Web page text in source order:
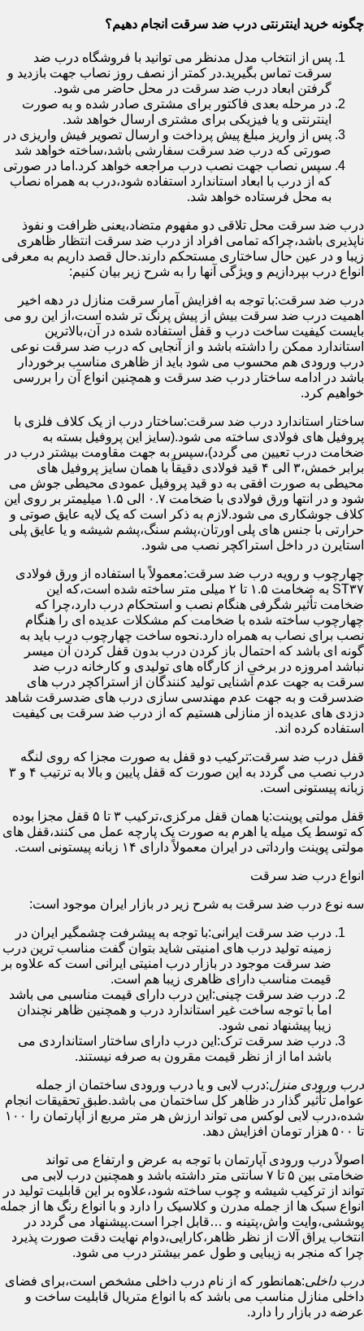
چگونه خرید اینترنتی درب ضد سرقت انجام دهیم؟
پس از انتخاب مدل مدنظر می توانید با فروشگاه درب ضد
سرقت تماس بگیرید.در کمتر از نصف روز نصاب جهت بازدید و
گرفتن ابعاد درب ضد سرقت در محل حاضر می شود.
در مرحله بعدی فاکتور برای مشتری صادر شده و به صورت
اینترنتی و یا فیزیکی برای مشتری ارسال خواهد شد.
پس از واریز مبلغ پیش پرداخت و ارسال تصویر فیش واریزی در
صورتی که درب ضد سرقت سفارشی باشد،ساخته خواهد شد
سپس نصاب جهت نصب درب مراجعه خواهد کرد.اما در صورتی
که از درب با ابعاد استاندارد استفاده شود،درب به همراه نصاب
به محل فرستاده خواهد شد.
درب ضد سرقت محل تلاقی دو مفهوم متضاد،یعنی ظرافت و نفوذ
ناپذیری باشد،چراکه تمامی افراد از درب ضد سرقت انتظار ظاهری
زیبا و در عین حال ساختاری مستحکم دارند.حال قصد داریم به معرفی
انواع درب بپردازیم و ویژگی آنها را به شرح زیر بیان کنیم:
درب ضد سرقت:با توجه به افزایش آمار سرقت منازل در دهه اخیر
اهمیت درب ضد سرقت بیش از پیش پرنگ تر شده است،از این رو می
بایست کیفیت ساخت درب و قفل استفاده شده در آن،بالاترین
استاندارد ممکن را داشته باشد و از آنجایی که درب ضد سرقت نوعی
درب ورودی هم محسوب می شود باید از ظاهری مناسب برخوردار
باشد در ادامه ساختار درب ضد سرقت و همچنین انواع آن را بررسی
خواهیم کرد.
ساختار استاندارد درب ضد سرقت:ساختار درب از یک کلاف فلزی با
پروفیل های فولادی ساخته می شود.(سایز این پروفیل بسته به
ضخامت درب تعیین می گردد)،سپس به جهت مقاومت بیشتر درب در
برابر خمش،۳ الی ۴ قید فولادی دقیقاً با همان سایز پروفیل های
محیطی به صورت افقی به دو قید پروفیل عمودی محیطی جوش می
شود و در انتها ورق فولادی با ضخامت ۰.۷ الی ۱.۵ میلیمتر بر روی این
کلاف جوشکاری می شود.لازم به ذکر است که یک لایه عایق صوتی و
حرارتی با جنس های پلی اورتان،پشم سنگ،پشم شیشه و یا عایق پلی
استایرن در داخل استراکچر نصب می شود.
چهارچوب و رویه درب ضد سرقت:معمولاً با استفاده از ورق فولادی
ST۳۷ به ضخامت ۱.۵ تا ۲ میلی متر ساخته شده است،که این
ضخامت تأثیر شگرفی هنگام نصب و استحکام درب دارد،چرا که
چهارچوب ساخته شده با ضخامت کم مشکلات عدیده ای را هنگام
نصب برای نصاب به همراه دارد.نحوه ساخت چهارچوب درب باید به
گونه ای باشد که احتمال باز کردن درب بدون قفل کردن آن میسر
نباشد امروزه در برخی از کارگاه های تولیدی و کارخانه درب ضد
سرقت به جهت عدم آشنایی تولید کنندگان از استراکچر درب های
ضدسرقت و به جهت عدم مهندسی سازی درب های ضدسرقت شاهد
دزدی های عدیده از منازلی هستیم که از درب ضد سرقت بی کیفیت
استفاده کرده اند.
قفل درب ضد سرقت:ترکیب دو قفل به صورت مجزا که روی لنگه
درب نصب می گردد به این صورت که قفل پایین و بالا به ترتیب ۴ و ۳
زبانه پیستونی است.
قفل مولتی پوینت:یا همان قفل مرکزی،ترکیب ۳ تا ۵ قفل مجزا بوده
که توسط یک میله یا اهرم به صورت یک پارچه عمل می کنند،قفل های
مولتی پوینت وارداتی در ایران معمولاً دارای ۱۴ زبانه پیستونی است.
انواع درب ضد سرقت
سه نوع درب ضد سرقت به شرح زیر در بازار ایران موجود است:
درب ضد سرقت ایرانی:با توجه به پیشرفت چشمگیر ایران در
زمینه تولید درب های امنیتی شاید بتوان گفت مناسب ترین درب
ضد سرقت موجود در بازار درب امنیتی ایرانی است که علاوه بر
قیمت مناسب دارای ظاهری زیبا هم است.
درب ضد سرقت چینی:این درب دارای قیمت مناسبی می باشد
اما با توجه ساخت غیر استاندارد درب و همچنین ظاهر نچندان
زیبا پیشنهاد نمی شود.
درب ضد سرقت ترک:این درب دارای ساختار استانداردی می
باشد اما از از نظر قیمت مقرون به صرفه نیستند.
درب ورودی منزل:درب لابی و یا درب ورودی ساختمان از جمله
عوامل تأثیر گذار در ظاهر کل ساختمان می باشد.طبق تحقیقات انجام
شده،درب لابی لوکس می تواند ارزش هر متر مربع از آپارتمان را ۱۰۰
تا ۵۰۰ هزار تومان افزایش دهد.
اصولاً درب ورودی آپارتمان با توجه به عرض و ارتفاع می تواند
ضخامتی بین ۵ تا ۷ سانتی متر داشته باشد و همچنین درب لابی می
تواند از ترکیب شیشه و چوب ساخته شود،علاوه بر این قابلیت تولید در
انواع سبک ها از جمله مدرن و کلاسیک را دارد و با انواع رنگ ها از جمله
پوششی،وایت واش،پتینه و …قابل اجرا است.پیشنهاد می گردد در
انتخاب یراق آلات از نظر ظاهر،کارایی،دوام نهایت دقت صورت پذیرد
چرا که منجر به زیبایی و طول عمر بیشتر درب می شود.
درب داخلی:همانطور که از نام درب داخلی مشخص است،برای فضای
داخلی منازل مناسب می باشد که با انواع متریال قابلیت ساخت و
عرضه در بازار را دارد.